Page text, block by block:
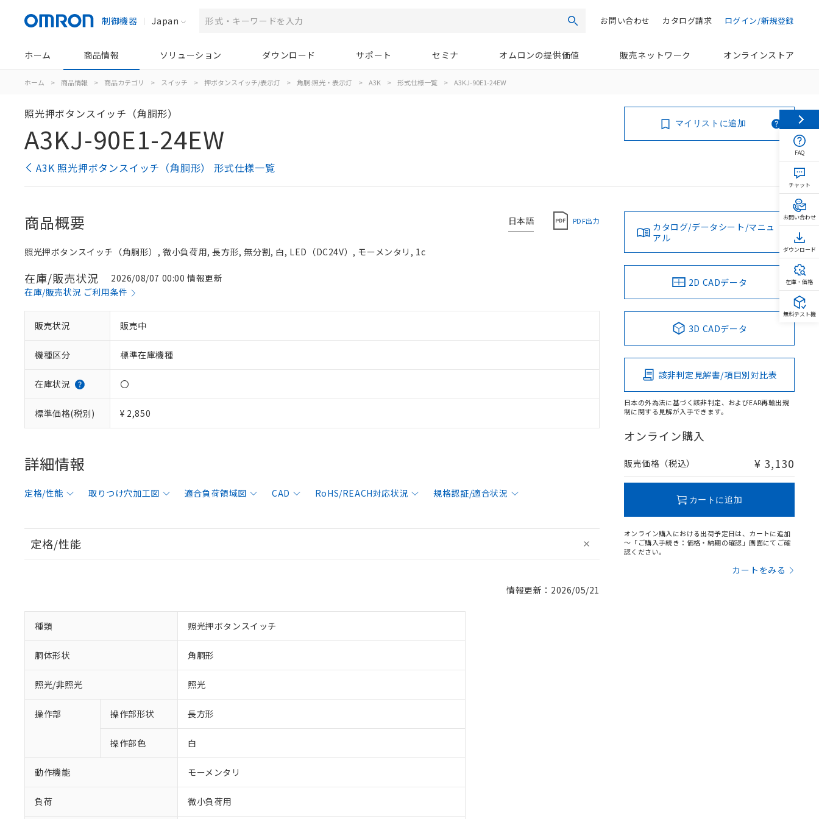
制御機器 Japan 検索 ログイン/新規登録
カタログ請求
お問い合わせ
ホーム 商品情報 ソリューション ダウンロード サポート セミナ オムロンの提供価値 販売ネットワーク オンラインストア
ホーム > 商品情報 > 商品カテゴリ > スイッチ > 押ボタンスイッチ/表示灯 > 角胴:照光・表示灯 > A3K > 形式仕様一覧 > A3KJ-90E1-24EW
照光押ボタンスイッチ（角胴形）
A3KJ-90E1-24EW
A3K 照光押ボタンスイッチ（角胴形） 形式仕様一覧
マイリストに追加
日本語 PDF出力
商品概要
照光押ボタンスイッチ（角胴形）, 微小負荷用, 長方形, 無分割, 白, LED（DC24V）, モーメンタリ, 1c
在庫/販売状況
2026/08/07 00:00 情報更新
在庫/販売状況 ご利用条件
販売状況 販売中
機種区分 標準在庫機種
在庫状況 〇
標準価格(税別) ¥ 2,850
詳細情報
定格/性能 取りつけ穴加工図 適合負荷領域図 CAD RoHS/REACH対応状況 規格認証/適合状況
定格/性能
情報更新：2026/05/21
種類 照光押ボタンスイッチ
胴体形状 角胴形
照光/非照光 照光
操作部 操作部形状 長方形
操作部色 白
動作機能 モーメンタリ
負荷 微小負荷用
カタログ/データシート/マニュ
アル
2D CADデータ
3D CADデータ
該非判定見解書/項目別対比表
日本の外為法に基づく該非判定、およびEAR再輸出規
制に関する見解が入手できます。
オンライン購入
販売価格（税込） ¥ 3,130
カートに追加
オンライン購入における出荷予定日は、カートに追加
～「ご購入手続き：価格・納期の確認」画面にてご確
認ください。
カートをみる
FAQ
チャット
お問い合わせ
ダウンロード
在庫・価格
無料テスト機